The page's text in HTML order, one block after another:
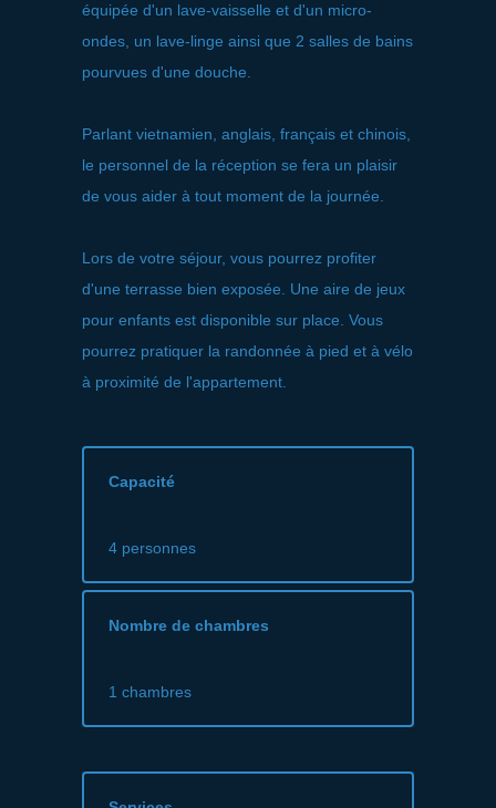
équipée d'un lave-vaisselle et d'un micro-
ondes, un lave-linge ainsi que 2 salles de bains
pourvues d'une douche.
Parlant vietnamien, anglais, français et chinois,
le personnel de la réception se fera un plaisir
de vous aider à tout moment de la journée.
Lors de votre séjour, vous pourrez profiter
d'une terrasse bien exposée. Une aire de jeux
pour enfants est disponible sur place. Vous
pourrez pratiquer la randonnée à pied et à vélo
à proximité de l'appartement.
Capacité
4 personnes
Nombre de chambres
1 chambres